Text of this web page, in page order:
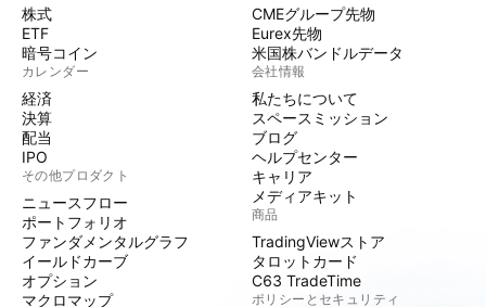
株式
ETF
暗号コイン
カレンダー
経済
決算
配当
IPO
その他プロダクト
ニュースフロー
ポートフォリオ
ファンダメンタルグラフ
イールドカーブ
オプション
マクロマップ
CMEグループ先物
Eurex先物
米国株バンドルデータ
会社情報
私たちについて
スペースミッション
ブログ
ヘルプセンター
キャリア
メディアキット
商品
TradingViewストア
タロットカード
C63 TradeTime
ポリシーとセキュリティ